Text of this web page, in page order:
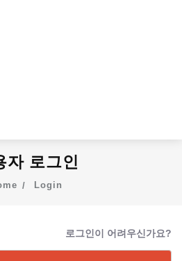
자 로그인
Login
로그인이 어려우신가요?